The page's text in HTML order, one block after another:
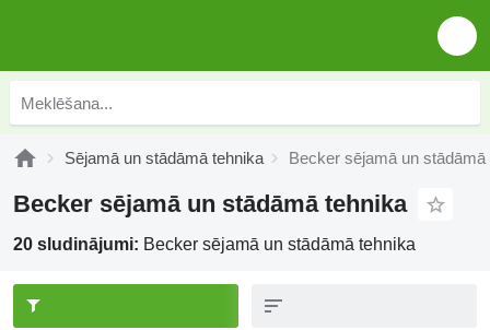
Sējamā un stādāmā tehnika Becker sējamā un stādāmā
Becker sējamā un stādāmā tehnika
20 sludinājumi: Becker sējamā un stādāmā tehnika